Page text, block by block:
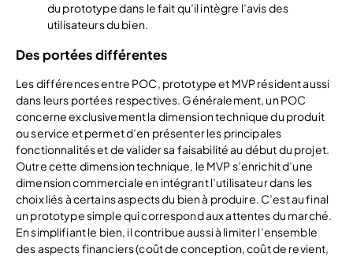
du prototype dans le fait qu’il intègre l’avis des
utilisateurs du bien.
Des portées différentes
Les différences entre POC, prototype et MVP résident aussi
dans leurs portées respectives. Généralement, un POC
concerne exclusivement la dimension technique du produit
ou service et permet d’en présenter les principales
fonctionnalités et de valider sa faisabilité au début du projet.
Outre cette dimension technique, le MVP s’enrichit d’une
dimension commerciale en intégrant l’utilisateur dans les
choix liés à certains aspects du bien à produire. C’est au final
un prototype simple qui correspond aux attentes du marché.
En simplifiant le bien, il contribue aussi à limiter l’ensemble
des aspects financiers (coût de conception, coût de revient,